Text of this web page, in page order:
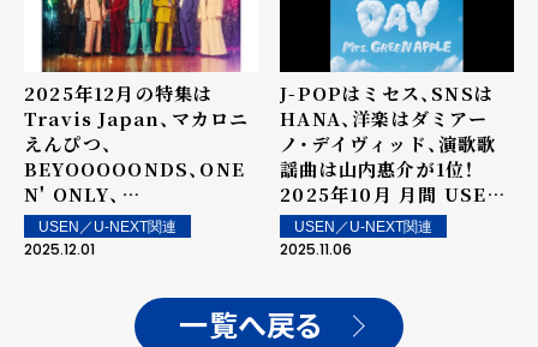
2025年12月の特集は
Travis Japan、マカロニ
えんぴつ、
BEYOOOOONDS、ONE
N' ONLY、
FANTASTICS！――「アーテ
ィスト特集 WEEKLY J-
USEN／U-NEXT関連
2025.12.01
J-POPはミセス、SNSは
HANA、洋楽はダミアー
ノ・デイヴィッド、演歌歌
謡曲は山内惠介が1位！――
2025年10月 月間 USEN
HITランキング TOP10を
発表！
USEN／U-NEXT関連
2025.11.06
一覧へ戻る